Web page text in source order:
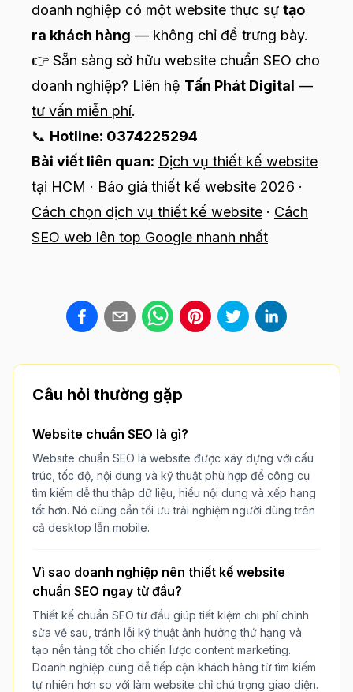
doanh nghiệp có một website thực sự tạo
ra khách hàng — không chỉ để trưng bày.
👉 Sẵn sàng sở hữu website chuẩn SEO cho
doanh nghiệp? Liên hệ Tấn Phát Digital —
tư vấn miễn phí.
📞 Hotline: 0374225294
Bài viết liên quan: Dịch vụ thiết kế website
tại HCM · Báo giá thiết kế website 2026 ·
Cách chọn dịch vụ thiết kế website · Cách
SEO web lên top Google nhanh nhất
Câu hỏi thường gặp
Website chuẩn SEO là gì?
Website chuẩn SEO là website được xây dựng với cấu
trúc, tốc độ, nội dung và kỹ thuật phù hợp để công cụ
tìm kiếm dễ thu thập dữ liệu, hiểu nội dung và xếp hạng
tốt hơn. Nó cũng cần tối ưu trải nghiệm người dùng trên
cả desktop lẫn mobile.
Vì sao doanh nghiệp nên thiết kế website
chuẩn SEO ngay từ đầu?
Thiết kế chuẩn SEO từ đầu giúp tiết kiệm chi phí chỉnh
sửa về sau, tránh lỗi kỹ thuật ảnh hưởng thứ hạng và
tạo nền tảng tốt cho chiến lược content marketing.
Doanh nghiệp cũng dễ tiếp cận khách hàng từ tìm kiếm
tự nhiên hơn so với làm website chỉ chú trọng giao diện.